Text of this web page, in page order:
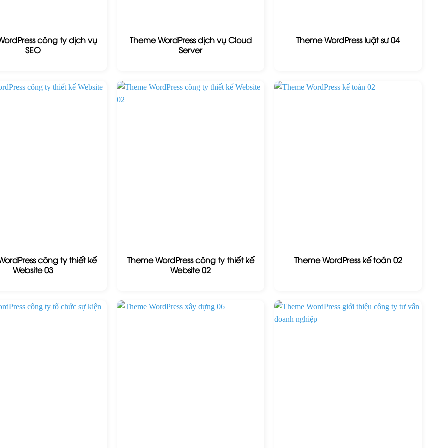
công ty dịch vụ
SEO
Theme WordPress dịch vụ Cloud
Server
Theme WordPress luật sư 04
công ty thiết kế
Website 03
Theme WordPress công ty thiết kế
Website 02
Theme WordPress kế toán 02